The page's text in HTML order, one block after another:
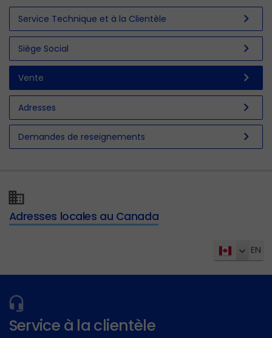
Service Technique et à la Clientèle chevron_right
Siège Social chevron_right
Vente chevron_right
Adresses chevron_right
Demandes de reseignements chevron_right
Adresses locales au Canada
EN
Service à la clientèle